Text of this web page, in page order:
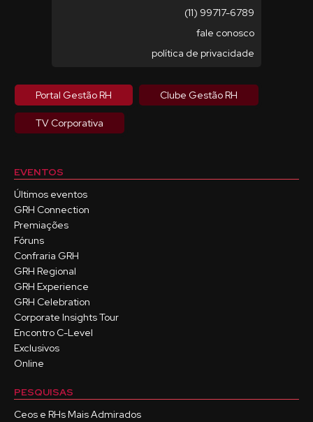
(11) 99717-6789
fale conosco
política de privacidade
Portal Gestão RH Clube Gestão RH
TV Corporativa
EVENTOS
Últimos eventos
GRH Connection
Premiações
Fóruns
Confraria GRH
GRH Regional
GRH Experience
GRH Celebration
Corporate Insights Tour
Encontro C-Level
Exclusivos
Online
PESQUISAS
Ceos e RHs Mais Admirados